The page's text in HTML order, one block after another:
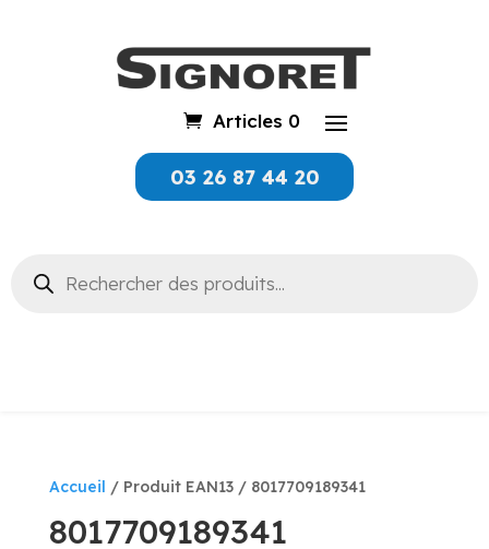
03 26 87 44 20
Articles 0
produits
Accueil / Produit EAN13 / 8017709189341
8017709189341